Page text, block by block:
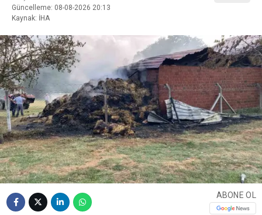
Güncelleme: 08-08-2026 20:13
Kaynak: İHA
ABONE OL